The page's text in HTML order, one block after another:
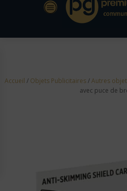
Accueil / Objets Publicitaires/Autres
avec puce de